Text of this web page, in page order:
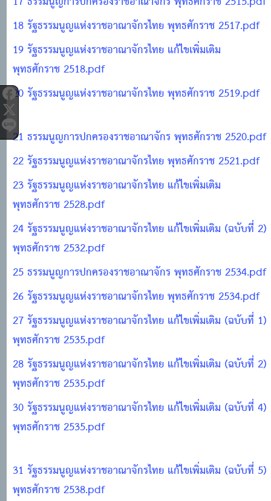
18 รัฐธรรมนูญแห่งราชอาณาจักรไทย พุทธศักราช 2517.pdf
19 รัฐธรรมนูญแห่งราชอาณาจักรไทย แก้ไขเพิ่มเติม
พุทธศักราช 2518.pdf
20 รัฐธรรมนูญแห่งราชอาณาจักรไทย พุทธศักราช 2519.pdf
21 ธรรมนูญการปกครองราชอาณาจักร พุทธศักราช 2520.pdf
22 รัฐธรรมนูญแห่งราชอาณาจักรไทย พุทธศักราช 2521.pdf
23 รัฐธรรมนูญแห่งราชอาณาจักรไทย แก้ไขเพิ่มเติม
พุทธศักราช 2528.pdf
24 รัฐธรรมนูญแห่งราชอาณาจักรไทย แก้ไขเพิ่มเติม (ฉบับที่ 2)
พุทธศักราช 2532.pdf
25 ธรรมนูญการปกครองราชอาณาจักร พุทธศักราช 2534.pdf
26 รัฐธรรมนูญแห่งราชอาณาจักรไทย พุทธศักราช 2534.pdf
27 รัฐธรรมนูญแห่งราชอาณาจักรไทย แก้ไขเพิ่มเติม (ฉบับที่ 1)
พุทธศักราช 2535.pdf
28 รัฐธรรมนูญแห่งราชอาณาจักรไทย แก้ไขเพิ่มเติม (ฉบับที่ 2)
พุทธศักราช 2535.pdf
30 รัฐธรรมนูญแห่งราชอาณาจักรไทย แก้ไขเพิ่มเติม (ฉบับที่ 4)
พุทธศักราช 2535.pdf
31 รัฐธรรมนูญแห่งราชอาณาจักรไทย แก้ไขเพิ่มเติม (ฉบับที่ 5)
พุทธศักราช 2538.pdf